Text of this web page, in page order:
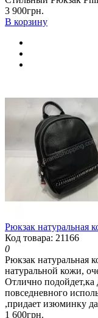
3 900грн.
В корзину
Рюкзак натуральная
Код товара: 21166
0
Рюкзак натуральная
натуральной кожи,
Отлично подойдет,ка
повседневного
,придает изюминку
1 600грн.